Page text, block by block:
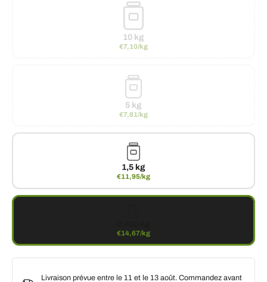
10 kg
€7,10/kg
5 kg
€7,81/kg
1,5 kg
€11,95/kg
€14,67/kg
Livraison prévue entre le 11 et le 13 août. Commandez avant